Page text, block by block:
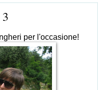
per l'occasione!